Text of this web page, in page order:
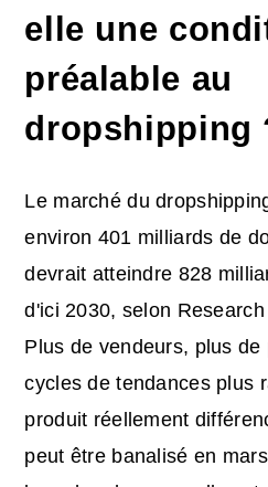
elle une
préalable au
dropshipping
Le marché du
environ 401 milliards de
devrait atteindre 828
d'ici 2030, selon
Plus de vendeurs, plus de
cycles de tendances plus
produit réellement
peut être banalisé en